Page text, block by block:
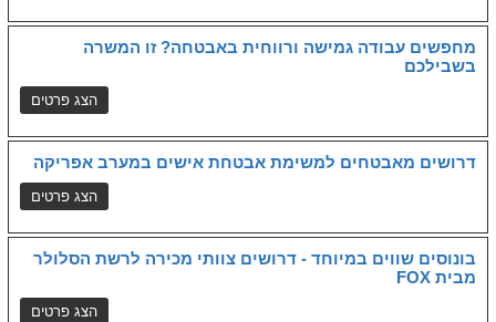
מחפשים עבודה גמישה ורווחית באבטחה? זו המשרה
בשבילכם
דרושים מאבטחים למשימת אבטחת אישים במערב אפריקה
בונוסים שווים במיוחד - דרושים צוותי מכירה לרשת הסלולר
מבית FOX